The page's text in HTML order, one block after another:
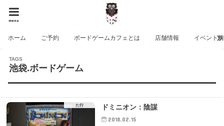
menu
ホーム ご予約 ボードゲームカフェとは 店舗情報 イベント
池袋.ボードゲーム
た行 ドミニオン：陰謀
2018.02.15